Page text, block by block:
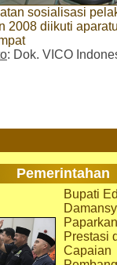
sosialisasi
2008 diikuti
: Dok. VICO
Pemerintahan
Bupati
Paparkan
Prestasi
Capaian